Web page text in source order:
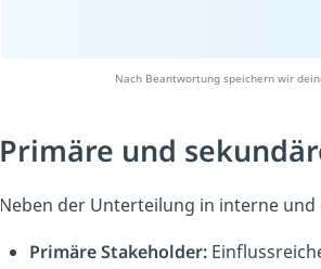
Nach Beantwortung speichern wir
Primäre und
Neben der Unterteilung in interne
Primäre Stakeholder: